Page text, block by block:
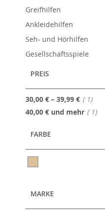
Greifhilfen
Ankleidehilfen
Seh- und Hörhilfen
Gesellschaftsspiele
PREIS
30,00 € – 39,99 € 1
40,00 € und mehr 1
FARBE
MARKE